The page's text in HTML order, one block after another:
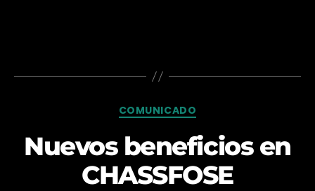
Categorías
COMUNICADO
Nuevos beneficios en
CHASSFOSE